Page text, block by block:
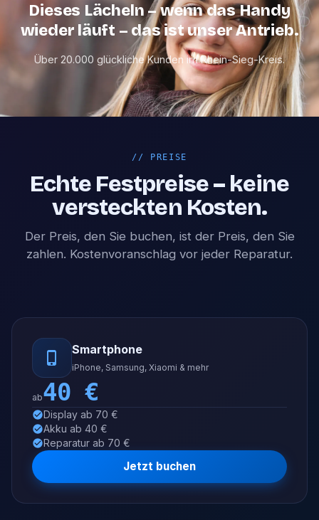
Dieses Lächeln – wenn das Handy
wieder läuft – das ist unser Antrieb.
Über 20.000 glückliche Kunden im Rhein-Sieg-Kreis.
// PREISE
Echte Festpreise – keine
versteckten Kosten.
Der Preis, den Sie buchen, ist der Preis, den Sie
zahlen. Kostenvoranschlag vor jeder Reparatur.
Smartphone
iPhone, Samsung, Xiaomi & mehr
ab40 €
Display ab 70 €
Akku ab 40 €
Reparatur ab 70 €
Jetzt buchen